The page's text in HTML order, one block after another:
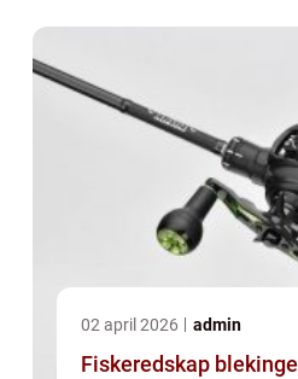
02 april 2026 admin
Fiskeredskap blekinge kunskap,